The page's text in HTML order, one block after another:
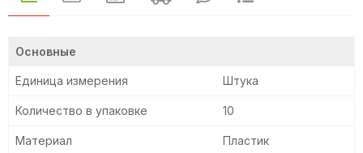
Основные
Единица измерения Штука
Количество в упаковке 10
Материал Пластик
917 862